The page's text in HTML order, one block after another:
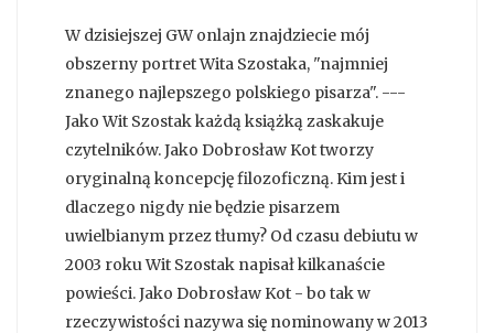
W dzisiejszej GW onlajn znajdziecie mój
obszerny portret Wita Szostaka, "najmniej
znanego najlepszego polskiego pisarza". ---
Jako Wit Szostak każdą książką zaskakuje
czytelników. Jako Dobrosław Kot tworzy
oryginalną koncepcję filozoficzną. Kim jest i
dlaczego nigdy nie będzie pisarzem
uwielbianym przez tłumy? Od czasu debiutu w
2003 roku Wit Szostak napisał kilkanaście
powieści. Jako Dobrosław Kot - bo tak w
rzeczywistości nazywa się nominowany w 2013